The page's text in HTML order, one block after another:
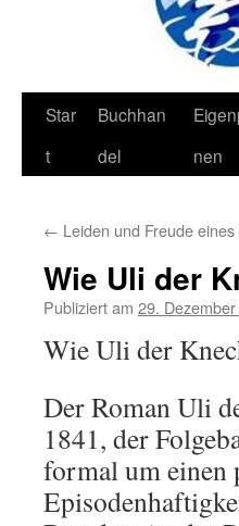
Zum
Inhalt
Star
t
Buchhan
del
nen
← Leiden und Freude
Wie Uli der
Publiziert am 29.
Wie Uli der
Der Roman Uli
1841, der
formal um einen